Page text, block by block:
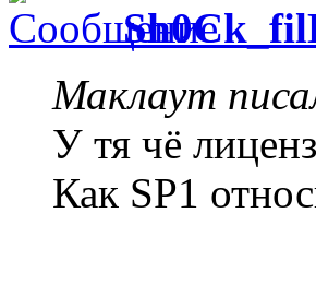
Маклаут
У тя чё
Как SP1